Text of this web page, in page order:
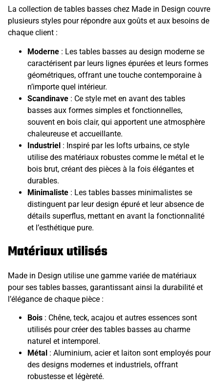
La collection de tables basses chez Made in Design couvre
plusieurs styles pour répondre aux goûts et aux besoins de
chaque client :
Moderne : Les tables basses au design moderne se
caractérisent par leurs lignes épurées et leurs formes
géométriques, offrant une touche contemporaine à
n’importe quel intérieur.
Scandinave : Ce style met en avant des tables
basses aux formes simples et fonctionnelles,
souvent en bois clair, qui apportent une atmosphère
chaleureuse et accueillante.
Industriel : Inspiré par les lofts urbains, ce style
utilise des matériaux robustes comme le métal et le
bois brut, créant des pièces à la fois élégantes et
durables.
Minimaliste : Les tables basses minimalistes se
distinguent par leur design épuré et leur absence de
détails superflus, mettant en avant la fonctionnalité
et l’esthétique pure.
Matériaux utilisés
Made in Design utilise une gamme variée de matériaux
pour ses tables basses, garantissant ainsi la durabilité et
l’élégance de chaque pièce :
Bois : Chêne, teck, acajou et autres essences sont
utilisés pour créer des tables basses au charme
naturel et intemporel.
Métal : Aluminium, acier et laiton sont employés pour
des designs modernes et industriels, offrant
robustesse et légèreté.